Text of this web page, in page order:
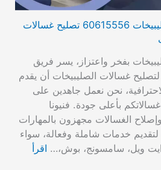
فني تصليح غسالات الصليبيخات 60615556 تصليح غسالات
بفخر واعتزاز، يسر فريق
غسالات الصليبيخات أن يقدم
نحن نعمل جاهدين على
بأعلى جودة. فنيونا
الغسالات مجهزون بالمهارات
لتقديم خدمات شاملة وفعالة، سواء
ويل، سامسونج، بوش،… اقرأ